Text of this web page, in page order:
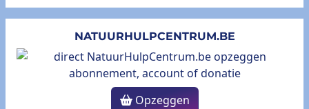
NATUURHULPCENTRUM.BE
Opzeggen